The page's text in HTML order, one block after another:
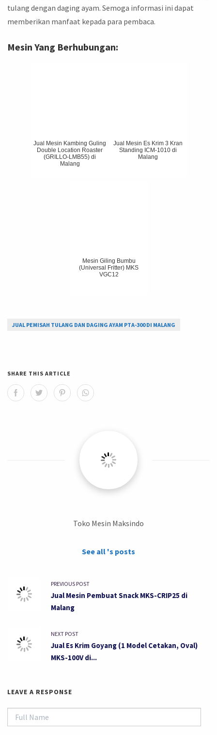
tulang dengan daging ayam. Semoga informasi ini dapat
memberikan manfaat kepada para pembaca.
Mesin Yang Berhubungan:
Jual Mesin Kambing Guling
Double Location Roaster
(GRILLO-LMB55) di
Malang
Jual Mesin Es Krim 3 Kran
Standing ICM-1010 di
Malang
Mesin Giling Bumbu
(Universal Fritter) MKS
VGC12
JUAL PEMISAH TULANG DAN DAGING AYAM PTA-300 DI MALANG
SHARE THIS ARTICLE
Toko Mesin Maksindo
See all 's posts
PREVIOUS POST
Jual Mesin Pembuat Snack MKS-CRIP25 di
Malang
NEXT POST
Jual Es Krim Goyang (1 Model Cetakan, Oval)
MKS-100V di...
LEAVE A RESPONSE